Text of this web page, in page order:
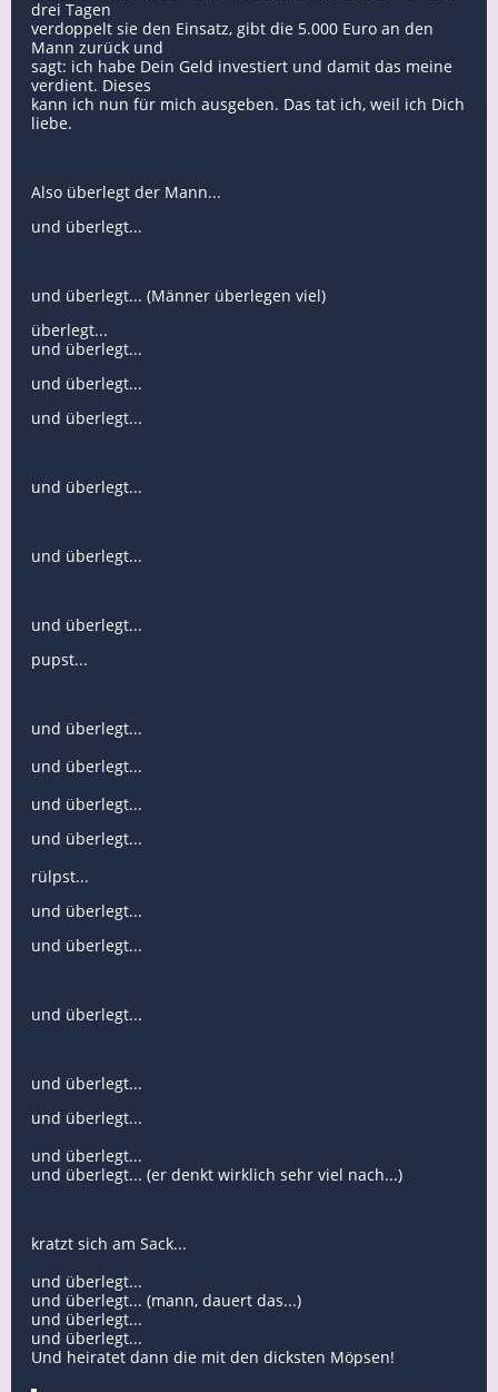
drei Tagen
verdoppelt sie den Einsatz, gibt die 5.000 Euro an den
Mann zurück und
sagt: ich habe Dein Geld investiert und damit das meine
verdient. Dieses
kann ich nun für mich ausgeben. Das tat ich, weil ich Dich
liebe.
Also überlegt der Mann...
und überlegt...
und überlegt... (Männer überlegen viel)
überlegt...
und überlegt...
und überlegt...
und überlegt...
und überlegt...
und überlegt...
und überlegt...
pupst...
und überlegt...
und überlegt...
und überlegt...
und überlegt...
rülpst...
und überlegt...
und überlegt...
und überlegt...
und überlegt...
und überlegt...
und überlegt...
und überlegt... (er denkt wirklich sehr viel nach...)
kratzt sich am Sack...
und überlegt...
und überlegt... (mann, dauert das...)
und überlegt...
und überlegt...
Und heiratet dann die mit den dicksten Möpsen!